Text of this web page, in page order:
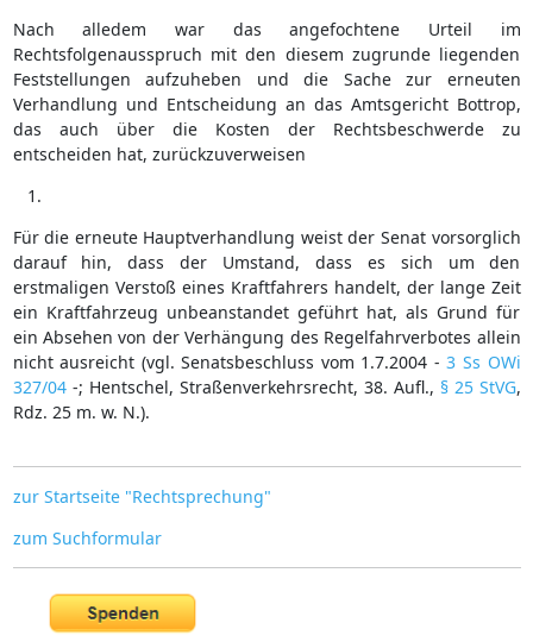
Nach alledem war das angefochtene Urteil im
Rechtsfolgenausspruch mit den diesem zugrunde liegenden
Feststellungen aufzuheben und die Sache zur erneuten
Verhandlung und Entscheidung an das Amtsgericht Bottrop,
das auch über die Kosten der Rechtsbeschwerde zu
entscheiden hat, zurückzuverweisen
Für die erneute Hauptverhandlung weist der Senat vorsorglich
darauf hin, dass der Umstand, dass es sich um den
erstmaligen Verstoß eines Kraftfahrers handelt, der lange Zeit
ein Kraftfahrzeug unbeanstandet geführt hat, als Grund für
ein Absehen von der Verhängung des Regelfahrverbotes allein
nicht ausreicht (vgl. Senatsbeschluss vom 1.7.2004 -3 Ss OWi
327/04-; Hentschel, Straßenverkehrsrecht, 38. Aufl., § 25 StVG,
Rdz. 25 m. w. N.).
zur Startseite "Rechtsprechung"
zum Suchformular